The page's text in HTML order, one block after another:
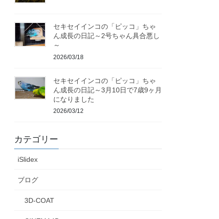
セキセイインコの「ピッコ」ちゃ
ん成長の日記～2号ちゃん具合悪し
～
2026/03/18
セキセイインコの「ピッコ」ちゃ
ん成長の日記～3月10日で7歳9ヶ月
になりました
2026/03/12
カテゴリー
iSlidex
ブログ
3D-COAT